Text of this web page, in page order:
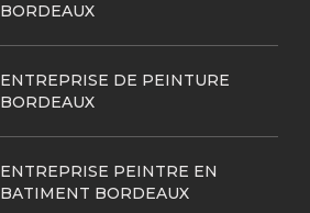
BORDEAUX
ENTREPRISE DE PEINTURE
BORDEAUX
ENTREPRISE PEINTRE EN
BATIMENT BORDEAUX